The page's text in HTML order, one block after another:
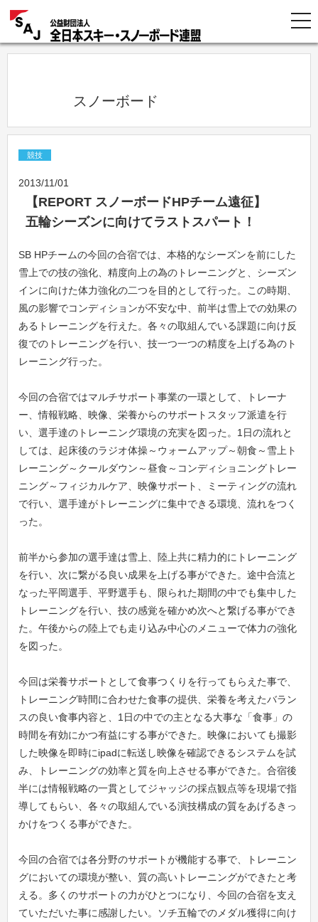
            スノーボード
競技
2013/11/01
【REPORT スノーボードHPチーム遠征】
五輪シーズンに向けてラストスパート！
SB HPチームの今回の合宿では、本格的なシーズンを前にした
雪上での技の強化、精度向上の為のトレーニングと、シーズン
インに向けた体力強化の二つを目的として行った。この時期、
風の影響でコンディションが不安な中、前半は雪上での効果の
あるトレーニングを行えた。各々の取組んでいる課題に向け反
復でのトレーニングを行い、技一つ一つの精度を上げる為のト
レーニング行った。
今回の合宿ではマルチサポート事業の一環として、トレーナ
ー、情報戦略、映像、栄養からのサポートスタッフ派遣を行
い、選手達のトレーニング環境の充実を図った。1日の流れと
しては、起床後のラジオ体操～ウォームアップ～朝食～雪上ト
レーニング～クールダウン～昼食～コンディショニングトレー
ニング～フィジカルケア、映像サポート、ミーティングの流れ
で行い、選手達がトレーニングに集中できる環境、流れをつく
った。
前半から参加の選手達は雪上、陸上共に精力的にトレーニング
を行い、次に繋がる良い成果を上げる事ができた。途中合流と
なった平岡選手、平野選手も、限られた期間の中でも集中した
トレーニングを行い、技の感覚を確かめ次へと繋げる事ができ
た。午後からの陸上でも走り込み中心のメニューで体力の強化
を図った。
今回は栄養サポートとして食事つくりを行ってもらえた事で、
トレーニング時間に合わせた食事の提供、栄養を考えたバラン
スの良い食事内容と、1日の中での主となる大事な「食事」の
時間を有効にかつ有益にする事ができた。映像においても撮影
した映像を即時にipadに転送し映像を確認できるシステムを試
み、トレーニングの効率と質を向上させる事ができた。合宿後
半には情報戦略の一貫としてジャッジの採点観点等を現場で指
導してもらい、各々の取組んでいる演技構成の質をあげるきっ
かけをつくる事ができた。
今回の合宿では各分野のサポートが機能する事で、トレーニン
グにおいての環境が整い、質の高いトレーニングができたと考
える。多くのサポートの力がひとつになり、今回の合宿を支え
ていただいた事に感謝したい。ソチ五輪でのメダル獲得に向け